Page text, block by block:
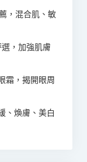
，混合肌、敏
，加強肌膚
霜，揭開眼周
、煥膚、美白